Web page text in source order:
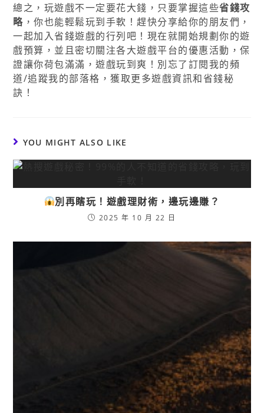
總之，玩遊戲不一定要花大錢，只要掌握這些省錢攻
略 ，你也能輕鬆玩到手軟！趕快分享給你的朋友們，
一起加入省錢遊戲的行列吧！現在就開始規劃你的遊
戲預算，並且密切關注各大遊戲平台的優惠活動，保
證讓你荷包滿滿，遊戲玩到爽！別忘了訂閱我的頻
道/追蹤我的部落格，獲取更多遊戲資訊和省錢秘
訣！
YOU MIGHT ALSO LIKE
別再瞎玩！遊戲理財術，邊玩邊賺？
2025 年 10 月 22 日